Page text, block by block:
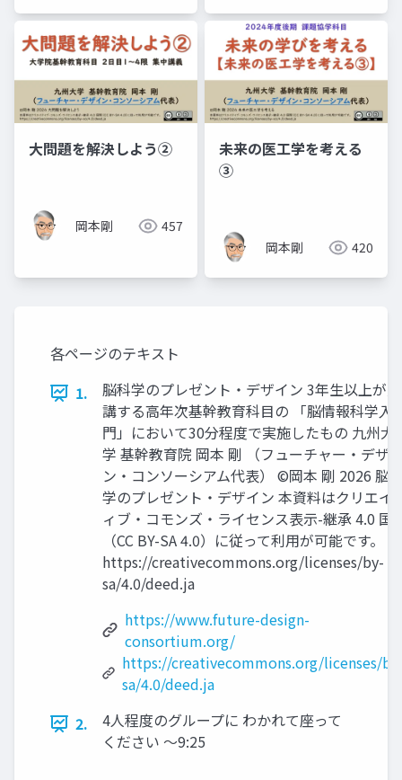
大問題を解決しよう②
岡本剛 457
未来の医工学を考える
③
岡本剛 420
各ページのテキスト
1.
脳科学のプレゼント・デザイン 3年生以上が受
講する高年次基幹教育科目の 「脳情報科学入
門」において30分程度で実施したもの 九州大
学 基幹教育院 岡本 剛 （フューチャー・デザ
ン・コンソーシアム代表） ©岡本 剛 2026 脳
学のプレゼント・デザイン 本資料はクリエイ
ィブ・コモンズ・ライセンス表示-継承 4.0 国
（CC BY-SA 4.0）に従って利用が可能です。
https://creativecommons.org/licenses/by-
sa/4.0/deed.ja
https://www.future-design-
consortium.org/
https://creativecommons.org/licenses/
sa/4.0/deed.ja
2.
4人程度のグループに わかれて座って
ください ～9:25